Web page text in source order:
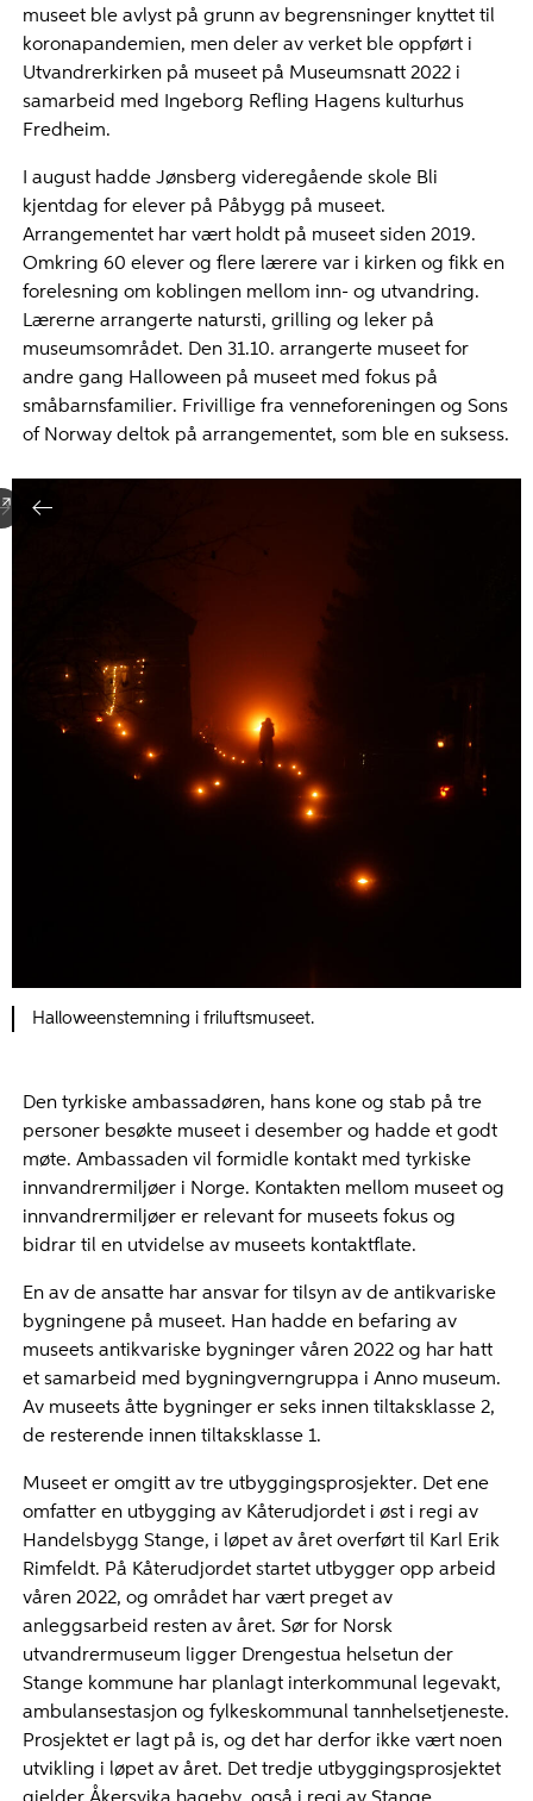
museet ble avlyst på grunn av begrensninger knyttet til
koronapandemien, men deler av verket ble oppført i
Utvandrerkirken på museet på Museumsnatt 2022 i
samarbeid med Ingeborg Refling Hagens kulturhus
Fredheim.
I august hadde Jønsberg videregående skole Bli
kjentdag for elever på Påbygg på museet.
Arrangementet har vært holdt på museet siden 2019.
Omkring 60 elever og flere lærere var i kirken og fikk en
forelesning om koblingen mellom inn- og utvandring.
Lærerne arrangerte natursti, grilling og leker på
museumsområdet. Den 31.10. arrangerte museet for
andre gang Halloween på museet med fokus på
småbarnsfamilier. Frivillige fra venneforeningen og Sons
of Norway deltok på arrangementet, som ble en suksess.
Halloweenstemning i friluftsmuseet.
Den tyrkiske ambassadøren, hans kone og stab på tre
personer besøkte museet i desember og hadde et godt
møte. Ambassaden vil formidle kontakt med tyrkiske
innvandrermiljøer i Norge. Kontakten mellom museet og
innvandrermiljøer er relevant for museets fokus og
bidrar til en utvidelse av museets kontaktflate.
En av de ansatte har ansvar for tilsyn av de antikvariske
bygningene på museet. Han hadde en befaring av
museets antikvariske bygninger våren 2022 og har hatt
et samarbeid med bygningverngruppa i Anno museum.
Av museets åtte bygninger er seks innen tiltaksklasse 2,
de resterende innen tiltaksklasse 1.
Museet er omgitt av tre utbyggingsprosjekter. Det ene
omfatter en utbygging av Kåterudjordet i øst i regi av
Handelsbygg Stange, i løpet av året overført til Karl Erik
Rimfeldt. På Kåterudjordet startet utbygger opp arbeid
våren 2022, og området har vært preget av
anleggsarbeid resten av året. Sør for Norsk
utvandrermuseum ligger Drengestua helsetun der
Stange kommune har planlagt interkommunal legevakt,
ambulansestasjon og fylkeskommunal tannhelsetjeneste.
Prosjektet er lagt på is, og det har derfor ikke vært noen
utvikling i løpet av året. Det tredje utbyggingsprosjektet